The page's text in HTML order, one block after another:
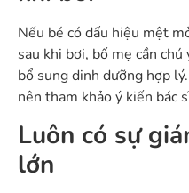
Nếu bé có dấu hiệu mệt
sau khi bơi, bố mẹ cần
bổ sung dinh dưỡng hợp
nên tham khảo ý kiến bác
Luôn có sự
lớn